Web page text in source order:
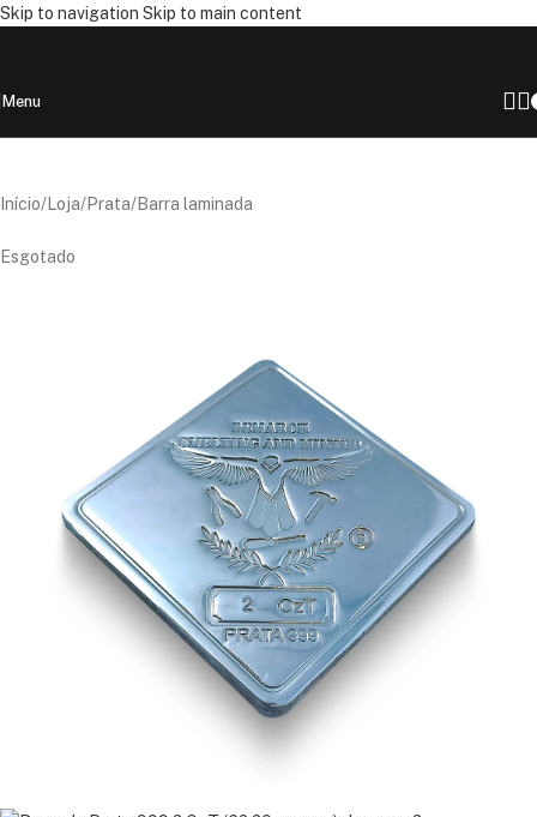
Skip to navigation Skip to main content
Menu
Início/Loja/Prata/Barra laminada
Esgotado